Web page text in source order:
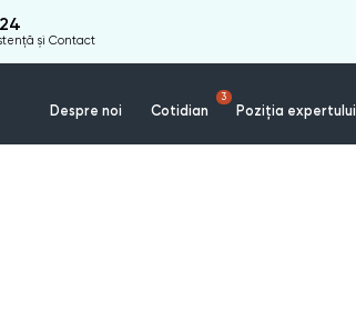
și Contact
Despre noi Cotidian
3
Poziția expertului